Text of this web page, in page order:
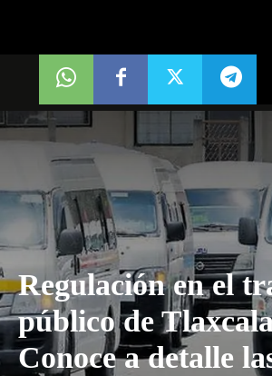
Regulación en el
público de
Conoce a detalle